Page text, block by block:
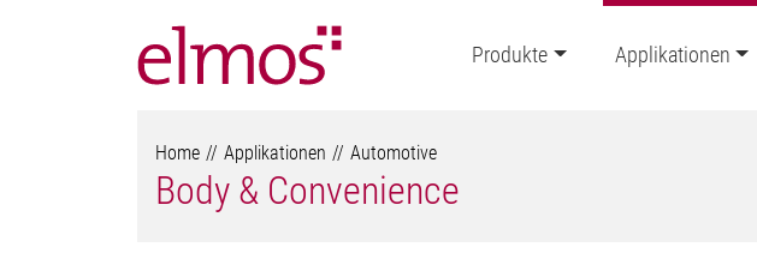
Produkte Applikationen
Home Applikationen Automotive
Body & Convenience